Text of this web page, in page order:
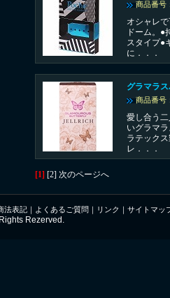
商品番号
オシャレ
ドーム。●
スタイプ●
に．．．
グラマラ
商品番号
愛し合う
いグラマ
ラテック
レ．．．
[1] [2] 次のページへ
法表記 よくあるご質問 リンク サイトマッ
Rezerved.